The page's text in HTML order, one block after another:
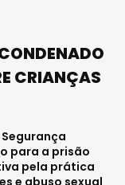
CRIANÇAS
para a prisão
pela prática
e abuso sexual